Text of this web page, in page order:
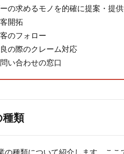
ーの求めるモノを的確に提案・提
開拓
のフォロー
良の際のクレーム対応
い合わせの窓口
種類
の種類について紹介します。ここ